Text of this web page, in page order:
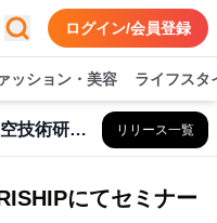
ログイン/会員登録
ッション・美容 ライフスタ
国立研究開発法人海上・港湾・航空技術研究所 海上技術安全研究所 リリース一覧
にてセミナー